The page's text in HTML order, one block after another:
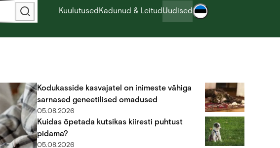
KuulutusedKadunud & LeitudUudised
Kodukasside kasvajatel on inimeste vähiga
sarnased geneetilised omadused
05.08.2026
Kuidas õpetada kutsikas kiiresti puhtust
pidama?
05.08.2026